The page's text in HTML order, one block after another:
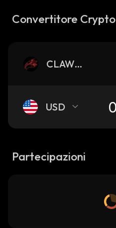
Convertitore Crypto
CLAW402
USD
Partecipazioni